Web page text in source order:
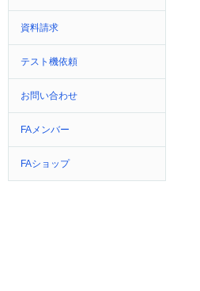
資料請求
テスト機依頼
お問い合わせ
FAメンバー
FAショップ